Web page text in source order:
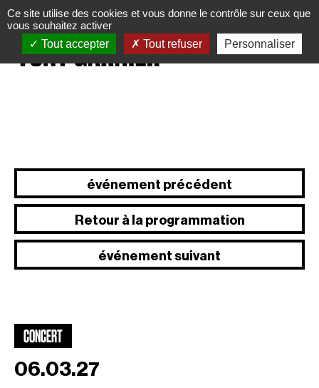
événement précédent
Retour à la programmation
événement suivant
CONCERT
06.03.27
Panneau de gestion des cookies
Ce site utilise des cookies et vous donne le contrôle sur ceux que
vous souhaitez activer
Tout accepter
Tout refuser Personnaliser